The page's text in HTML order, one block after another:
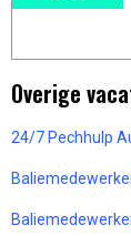
Overige
24/7 Pechhulp